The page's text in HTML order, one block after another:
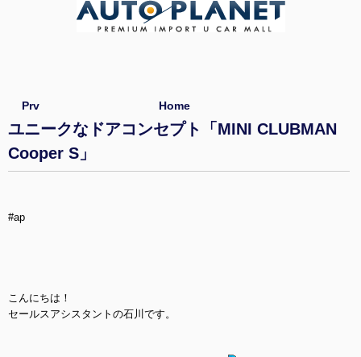
Prv Home
ユニークなドアコンセプト「MINI CLUBMAN
Cooper S」
#ap
こんにちは！
セールスアシスタントの石川です。